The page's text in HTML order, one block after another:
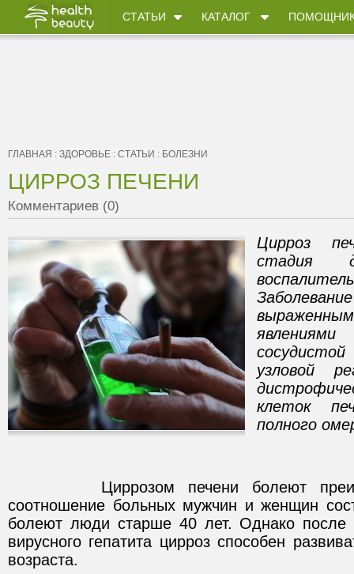
СТАТЬИ КАТАЛОГ
ГЛАВНАЯ : ЗДОРОВЬЕ : СТАТЬИ : БОЛЕЗНИ
ЦИРРОЗ ПЕЧЕНИ
Комментариев (0)
Цирроз
стадия
узловой
клеток
полного
Циррозом печени болеют
соотношение больных мужчин и женщин
болеют люди старше 40 лет. Однако после
вирусного гепатита цирроз способен
возраста.